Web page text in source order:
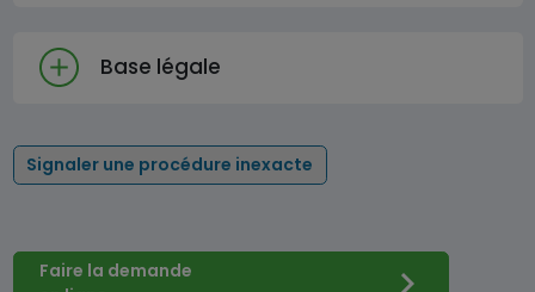
Base légale
Signaler une procédure inexacte
Faire la demande